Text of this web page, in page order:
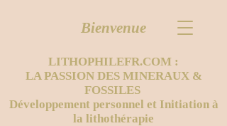
Bienvenue
LITHOPHILEFR.COM :
LA PASSION DES MINERAUX &
FOSSILES
Développement personnel et Initiation à
la lithothérapie